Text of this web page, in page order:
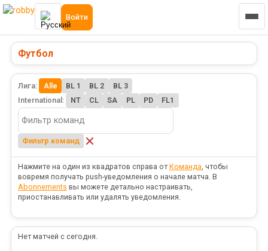
Войти
Футбол
Лига: Alle BL 1 BL 2
BL 3
International:
NT CL SA PL PD FL1
Фильтр команд
Нажмите на один из квадратов справа отКоманда, чтобы
вовремя получать push-уведомления о начале матча. В
Abonnements вы можете детально настраивать,
приостанавливать или удалять уведомления.
Нет матчей с сегодня.